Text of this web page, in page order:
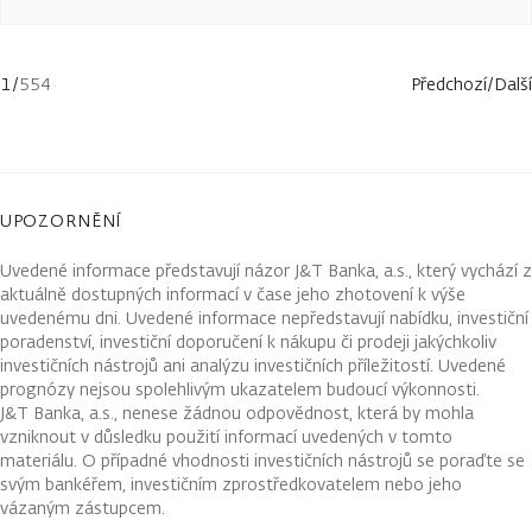
1/554 Předchozí/Další
UPOZORNĚNÍ
Uvedené informace představují názor J&T Banka, a.s., který vychází z
aktuálně dostupných informací v čase jeho zhotovení k výše
uvedenému dni. Uvedené informace nepředstavují nabídku, investiční
poradenství, investiční doporučení k nákupu či prodeji jakýchkoliv
investičních nástrojů ani analýzu investičních příležitostí. Uvedené
prognózy nejsou spolehlivým ukazatelem budoucí výkonnosti.
J&T Banka, a.s., nenese žádnou odpovědnost, která by mohla
vzniknout v důsledku použití informací uvedených v tomto
materiálu. O případné vhodnosti investičních nástrojů se poraďte se
svým bankéřem, investičním zprostředkovatelem nebo jeho
vázaným zástupcem.